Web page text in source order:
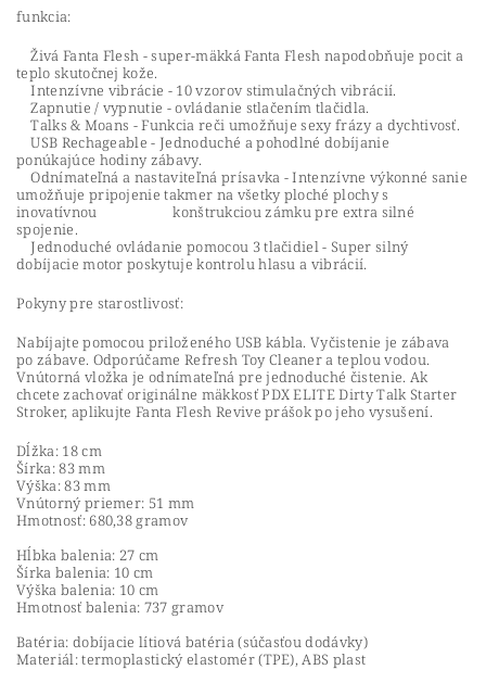
funkcia:
Živá Fanta Flesh - super-mäkká Fanta Flesh napodobňuje pocit a
teplo skutočnej kože.
Intenzívne vibrácie - 10 vzorov stimulačných vibrácií.
Zapnutie / vypnutie - ovládanie stlačením tlačidla.
Talks & Moans - Funkcia reči umožňuje sexy frázy a dychtivosť.
USB Rechageable - Jednoduché a pohodlné dobíjanie
ponúkajúce hodiny zábavy.
Odnímateľná a nastaviteľná prísavka - Intenzívne výkonné sanie
umožňuje pripojenie takmer na všetky ploché plochy s
inovatívnou konštrukciou zámku pre extra silné
spojenie.
Jednoduché ovládanie pomocou 3 tlačidiel - Super silný
dobíjacie motor poskytuje kontrolu hlasu a vibrácií.
Pokyny pre starostlivosť:
Nabíjajte pomocou priloženého USB kábla. Vyčistenie je zábava
po zábave. Odporúčame Refresh Toy Cleaner a teplou vodou.
Vnútorná vložka je odnímateľná pre jednoduché čistenie. Ak
chcete zachovať originálne mäkkosť PDX ELITE Dirty Talk Starter
Stroker, aplikujte Fanta Flesh Revive prášok po jeho vysušení.
Dĺžka: 18 cm
Šírka: 83 mm
Výška: 83 mm
Vnútorný priemer: 51 mm
Hmotnosť: 680,38 gramov
Hĺbka balenia: 27 cm
Šírka balenia: 10 cm
Výška balenia: 10 cm
Hmotnosť balenia: 737 gramov
Batéria: dobíjacie lítiová batéria (súčasťou dodávky)
Materiál: termoplastický elastomér (TPE), ABS plast